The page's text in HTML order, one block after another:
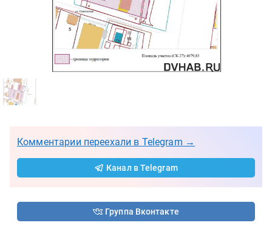
Комментарии переехали в Telegram →
Канал в Telegram
Группа Вконтакте